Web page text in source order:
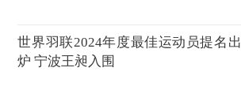
世界羽联2024年度最佳运动员提名出
炉 宁波王昶入围